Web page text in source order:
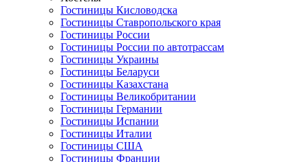
Гостиницы Кисловодска
Гостиницы Ставропольского края
Гостиницы России
Гостиницы России по автотрассам
Гостиницы Украины
Гостиницы Беларуси
Гостиницы Казахстана
Гостиницы Великобритании
Гостиницы Германии
Гостиницы Испании
Гостиницы Италии
Гостиницы США
Гостиницы Франции